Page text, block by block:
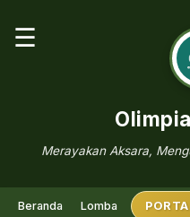
☰
Merayakan Aksara,
Beranda Lomba